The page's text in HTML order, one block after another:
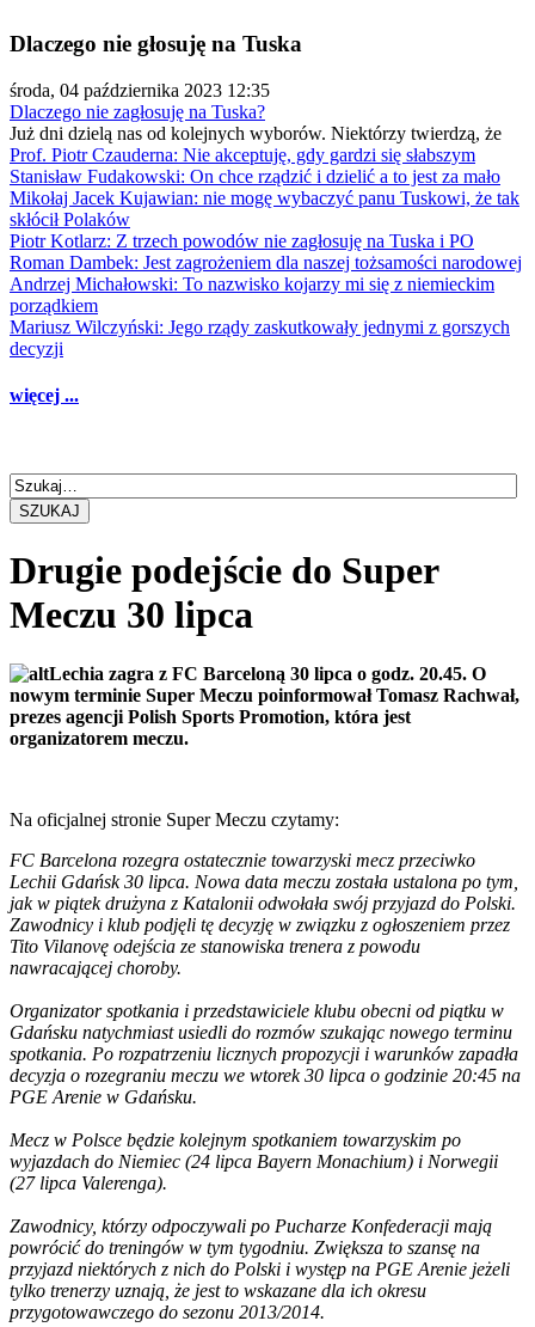
Dlaczego nie głosuję na Tuska
środa, 04 października 2023 12:35
Dlaczego nie zagłosuję na Tuska?
Już dni dzielą nas od kolejnych wyborów. Niektórzy twierdzą, że
Prof. Piotr Czauderna: Nie akceptuję, gdy gardzi się słabszym
Stanisław Fudakowski: On chce rządzić i dzielić a to jest za mało
Mikołaj Jacek Kujawian: nie mogę wybaczyć panu Tuskowi, że tak
skłócił Polaków
Piotr Kotlarz: Z trzech powodów nie zagłosuję na Tuska i PO
Roman Dambek: Jest zagrożeniem dla naszej tożsamości narodowej
Andrzej Michałowski: To nazwisko kojarzy mi się z niemieckim
porządkiem
Mariusz Wilczyński: Jego rządy zaskutkowały jednymi z gorszych
decyzji
więcej ...
SZUKAJ
Drugie podejście do Super
Meczu 30 lipca
Lechia zagra z FC Barceloną 30 lipca o godz. 20.45. O
nowym terminie Super Meczu poinformował Tomasz Rachwał,
prezes agencji Polish Sports Promotion, która jest
organizatorem meczu.
Na oficjalnej stronie Super Meczu czytamy:
FC Barcelona rozegra ostatecznie towarzyski mecz przeciwko
Lechii Gdańsk 30 lipca. Nowa data meczu została ustalona po tym,
jak w piątek drużyna z Katalonii odwołała swój przyjazd do Polski.
Zawodnicy i klub podjęli tę decyzję w związku z ogłoszeniem przez
Tito Vilanovę odejścia ze stanowiska trenera z powodu
nawracającej choroby.
Organizator spotkania i przedstawiciele klubu obecni od piątku w
Gdańsku natychmiast usiedli do rozmów szukając nowego terminu
spotkania. Po rozpatrzeniu licznych propozycji i warunków zapadła
decyzja o rozegraniu meczu we wtorek 30 lipca o godzinie 20:45 na
PGE Arenie w Gdańsku.
Mecz w Polsce będzie kolejnym spotkaniem towarzyskim po
wyjazdach do Niemiec (24 lipca Bayern Monachium) i Norwegii
(27 lipca Valerenga).
Zawodnicy, którzy odpoczywali po Pucharze Konfederacji mają
powrócić do treningów w tym tygodniu. Zwiększa to szansę na
przyjazd niektórych z nich do Polski i występ na PGE Arenie jeżeli
tylko trenerzy uznają, że jest to wskazane dla ich okresu
przygotowawczego do sezonu 2013/2014.